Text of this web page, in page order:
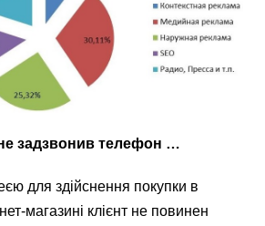
задзвонив телефон …
для здійснення покупки в
магазині клієнт не повинен